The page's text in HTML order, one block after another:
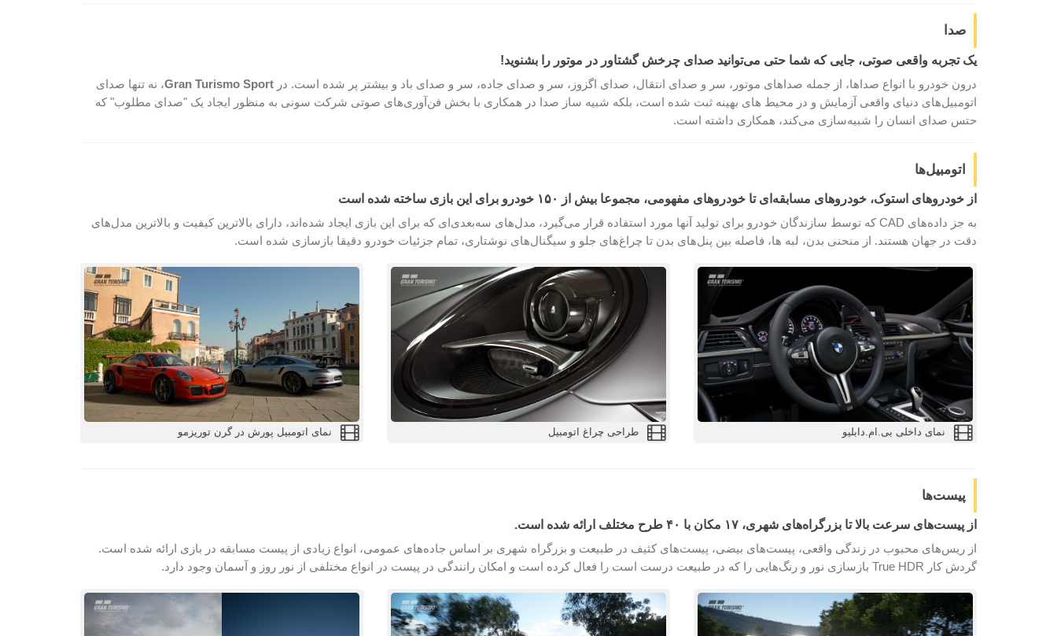
صدا
یک تجربه واقعی صوتی، جایی که شما حتی می‌توانید صدای چرخش گشتاور در موتور را بشنوید!
درون خودرو با انواع صداها، از جمله صداهای موتور، سر و صدای انتقال، صدای اگزوز، سر و صدای جاده، سر و صدای باد و بیشتر پر شده است. در Gran Turismo Sport، نه تنها صدای
اتومبیل‌های دنیای واقعی آزمایش و در محیط های بهینه ثبت شده است، بلکه شبیه ساز صدا در همکاری با بخش فن‌آوری‌های صوتی شرکت سونی به منظور ایجاد یک "صدای مطلوب" که
حتس صدای انسان را شبیه‌سازی می‌کند، همکاری داشته است.
اتومبیل‌ها
از خودروهای استوک، خودروهای مسابقه‌ای تا خودروهای مفهومی، مجموعا بیش از ۱۵۰ خودرو برای این بازی ساخته شده است
به جز داده‌های CAD که توسط سازندگان خودرو برای تولید آنها مورد استفاده قرار می‌گیرد، مدل‌های سه‌بعدی‌ای که برای این بازی ایجاد شده‌اند، دارای بالاترین کیفیت و بالاترین مدل‌های
دقت در جهان هستند. از منحنی بدن، لبه ها، فاصله بین پنل‌های بدن تا چراغ‌های جلو و سیگنال‌های نوشتاری، تمام جزئیات خودرو دقیقا بازسازی شده است.
نمای داخلی بی.ام.دابلیو طراحی چراغ اتومبیل نمای اتومبیل پورش در گرن توریزمو
پیست‌ها
از پیست‌های سرعت بالا تا بزرگراه‌های شهری، ۱۷ مکان با ۴۰ طرح مختلف ارائه شده است.
از ریس‌های محبوب در زندگی واقعی، پیست‌های بیضی، پیست‌های کثیف در طبیعت و بزرگراه شهری بر اساس جاده‌های عمومی، انواع زیادی از پیست مسابقه در بازی ارائه شده است.
گردش کار True HDR بازسازی نور و رنگ‌هایی را که در طبیعت درست است را فعال کرده است و امکان رانندگی در پیست در انواع مختلفی از نور روز و آسمان وجود دارد.